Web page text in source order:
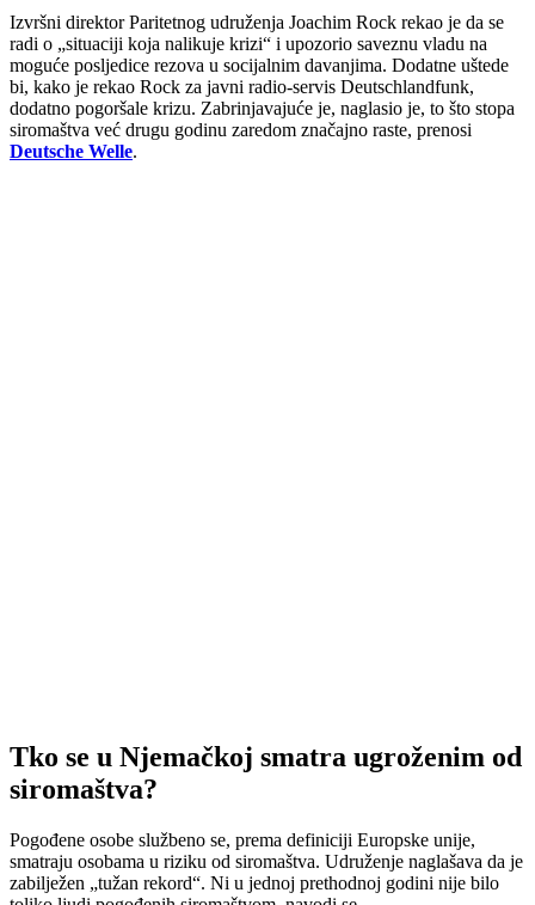
Izvršni direktor Paritetnog udruženja Joachim Rock rekao je da se
radi o „situaciji koja nalikuje krizi“ i upozorio saveznu vladu na
moguće posljedice rezova u socijalnim davanjima. Dodatne uštede
bi, kako je rekao Rock za javni radio-servis Deutschlandfunk,
dodatno pogoršale krizu. Zabrinjavajuće je, naglasio je, to što stopa
siromaštva već drugu godinu zaredom značajno raste, prenosi
Deutsche Welle.
Tko se u Njemačkoj smatra ugroženim od
siromaštva?
Pogođene osobe službeno se, prema definiciji Europske unije,
smatraju osobama u riziku od siromaštva. Udruženje naglašava da je
zabilježen „tužan rekord“. Ni u jednoj prethodnoj godini nije bilo